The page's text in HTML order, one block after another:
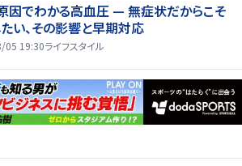
因でわかる高血圧 — 無症状だからこそ
い、その影響と早期対応
05 19:30ライフスタイル